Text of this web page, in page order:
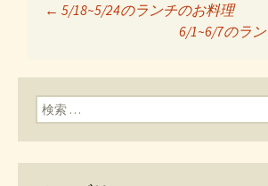
投稿ナビゲ
ン
← 5/18~5/24のランチのお料理
6/1~6/7のラ
検索: